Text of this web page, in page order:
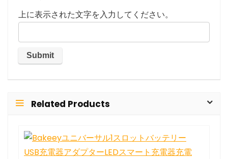
上に表示された文字を入力してください。
Related Products